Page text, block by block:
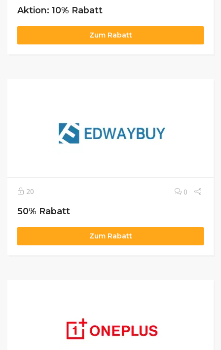
Aktion: 10% Rabatt
Zum Rabatt
20 0
50% Rabatt
Zum Rabatt